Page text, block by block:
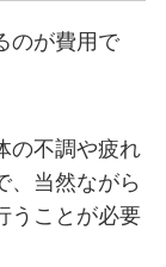
のが費用で
の不調や疲れ
、当然ながら
うことが必要